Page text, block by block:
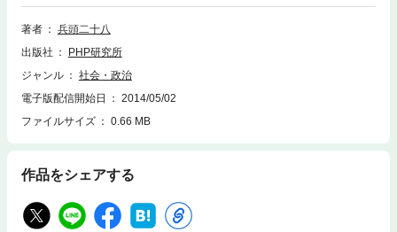
考えている日本人は、政府関係者や研究者を除けば皆無といっていいだろ
う。それもそのはず、政治家が国の安全について言及しようものなら、マ
の一方で、「テポドン」「不審船」が自国の領空界を往来すると、蜂の巣
をつついたような騒ぎになる。かくもアンバランスな意識を有する日本人
せる場がなかったことも大きい。本書では、一編集者が読者に代わって素
朴な疑問を若き軍学者にぶつける。「日本有事」を考える知的問答集。
著者
兵頭二十八
出版社
PHP研究所
ジャンル
社会・政治
電子版配信開始日
2014/05/02
ファイルサイズ
0.66 MB
作品をシェアする